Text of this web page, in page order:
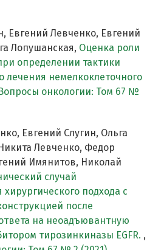
Евгений Левченко, Евгений
Лопушанская, Оценка роли
определении тактики
лечения немелкоклеточного
Вопросы онкологии: Том 67 №
Евгений Слугин, Ольга
Левченко, Федор
Имянитов, Николай
случай
подхода с
после
на неоадъювантную
тирозинкиназы EGFR. ,